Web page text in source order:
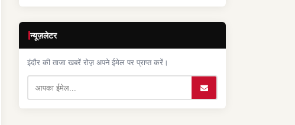
न्यूज़लेटर
इंदौर की ताजा खबरें रोज़ अपने ईमेल पर प्राप्त करें।